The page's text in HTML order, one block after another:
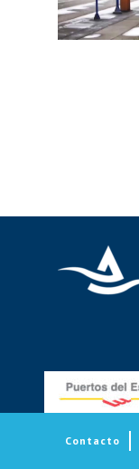
Contacto